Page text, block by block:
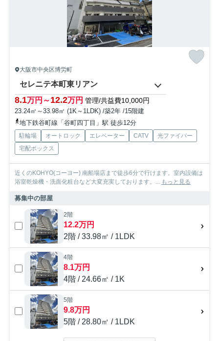
大阪市中央区博労町
セレニテ本町東リアン
8.1万円～12.2万円 管理/共益費10,000円
23.24㎡～33.98㎡ (1K～1LDK) /築2年 /15階建
地下鉄谷町線「谷町四丁目」駅 徒歩12分
駐輪場 オートロック エレベーター CATV
光ファイバー
宅配ボックス
近くのKOHYO(コーヨー) 南船場店まで徒歩6分で行けます。室内設備は
浴室乾燥機・洗面化粧台など大変充実しております。... もっと見る
募集中の部屋
2階
12.2万円
2階 / 33.98㎡ / 1LDK
4階
8.1万円
4階 / 24.66㎡ / 1K
5階
9.8万円
5階 / 28.80㎡ / 1LDK